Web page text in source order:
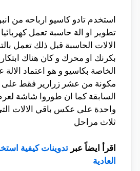
استخدم تادو كاسيو ارباحه من
تطوير او الة حاسبة تعمل
الالات الحاسبة قبل ذلك تعمل
بكرنك او محرك و كان هناك
الخاصة بكاسيو و هو اعتماد
مكونة من عشر زرارير فقط
السابقة كما ان طوروا شاشة
واحدة على عكس باقي الالات
ثلاث مراحل
اقرأ ايضاً عبر تدوينات كيفية
العادية